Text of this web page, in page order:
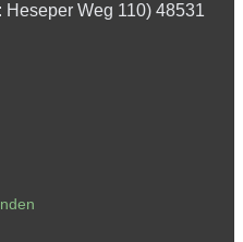
Weg 110) 48531